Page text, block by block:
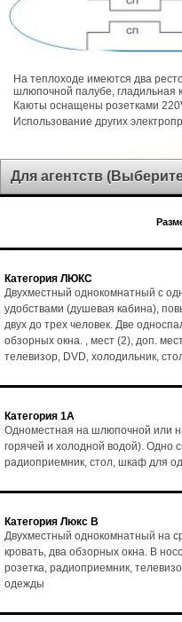
На теплоходе имеются два
шлюпочной палубе, гладильная
Каюты оснащены розетками
Использование других
Для агентств
Категория ЛЮКС
Двухместный однокомнатный с
удобствами (душевая кабина),
двух до трех человек. Две
обзорных окна. , мест (2), доп.
телевизор, DVD, холодильник,
Категория 1А
Одноместная на шлюпочной или
горячей и холодной водой). Одно
радиоприемник, стол, шкаф для
Категория Люкс В
Двухместный однокомнатный на
кровать, два обзорных окна. В
розетка, радиоприемник,
одежды